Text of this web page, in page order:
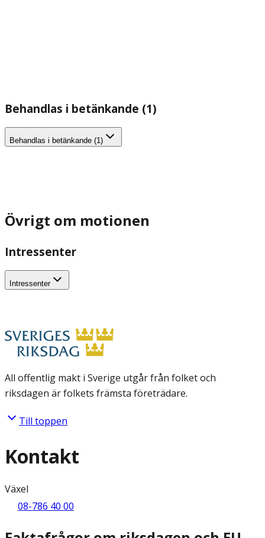
Behandlas i betänkande (1)
Behandlas i betänkande (1)
Övrigt om motionen
Intressenter
Intressenter
All offentlig makt i Sverige utgår från folket och
riksdagen är folkets främsta företrädare.
Till toppen
Kontakt
Växel
08-786 40 00